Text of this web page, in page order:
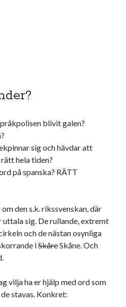
jobb
Julkalendern
2024 konst
radio recept
sekrutt skola
tips tåg
blivit galen?
sig och hävdar att
hela tiden?
på spanska? RÄTT
den s.k. rikssvenskan, där
sig. De rullande, extremt
och de nästan osynliga
iSkåreSkåne. Och
vilja ha er hjälp med ord som
stavas. Konkret: